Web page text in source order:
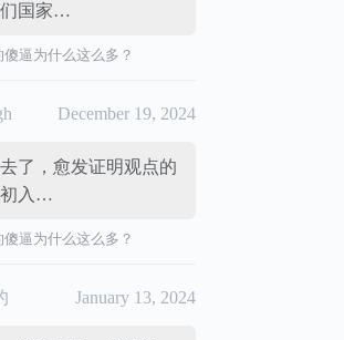
国家…
傻逼为什么这么多？
December 19, 2024
了，愈发证明观点的
初入…
傻逼为什么这么多？
January 13, 2024